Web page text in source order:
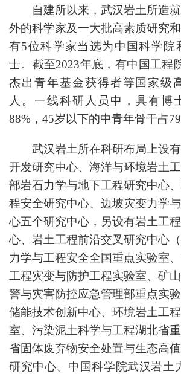
自建所以来，武汉岩土所造
外的科学家及一大批高素质研究
有5位科学家当选为中国科学院
士。截至2023年底，有中国工程
杰出青年基金获得者等国家级
人。一线科研人员中，具有博
88%，45岁以下的中青年骨干占
武汉岩土所在科研布局上设
开发研究中心、海洋与环境岩土
部岩石力学与地下工程研究中心
程安全研究中心、边坡灾变力学
心五个研究中心，另设有岩土工
心、岩土工程前沿交叉研究中心
力学与工程安全全国重点实验室
工程灾变与防护工程实验室、矿
警与灾害防控应急管理部重点实
储能技术创新中心、环境岩土工
室、污染泥土科学与工程湖北省
省固体废弃物安全处置与生态高
研究中心、中国科学院武汉岩土